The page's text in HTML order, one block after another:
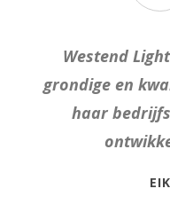
Westend
grondige en
haar
Zeer goede
Westend
gebied van
De
worden